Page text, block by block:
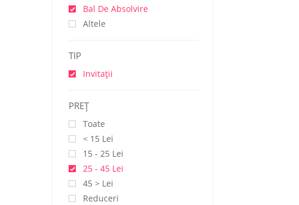
Bal De Absolvire
Altele
TIP
Invitații
PREŢ
Toate
< 15 Lei
15 - 25 Lei
25 - 45 Lei
45 > Lei
Reduceri